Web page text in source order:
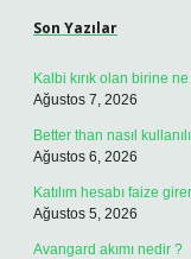
Son Yazılar
Kalbi kırık olan birine
Ağustos 7, 2026
Better than nasıl
Ağustos 6, 2026
Katılım hesabı faize
Ağustos 5, 2026
Avangard akımı nedir ?